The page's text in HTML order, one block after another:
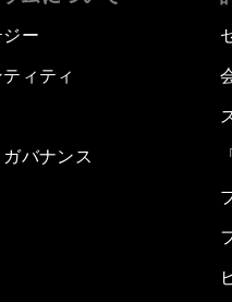
ー
ィティ
バナンス